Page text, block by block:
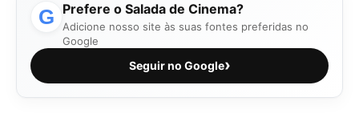
G Prefere o Salada de Cinema?
Adicione nosso site às suas fontes preferidas no
Google
Seguir no Google›